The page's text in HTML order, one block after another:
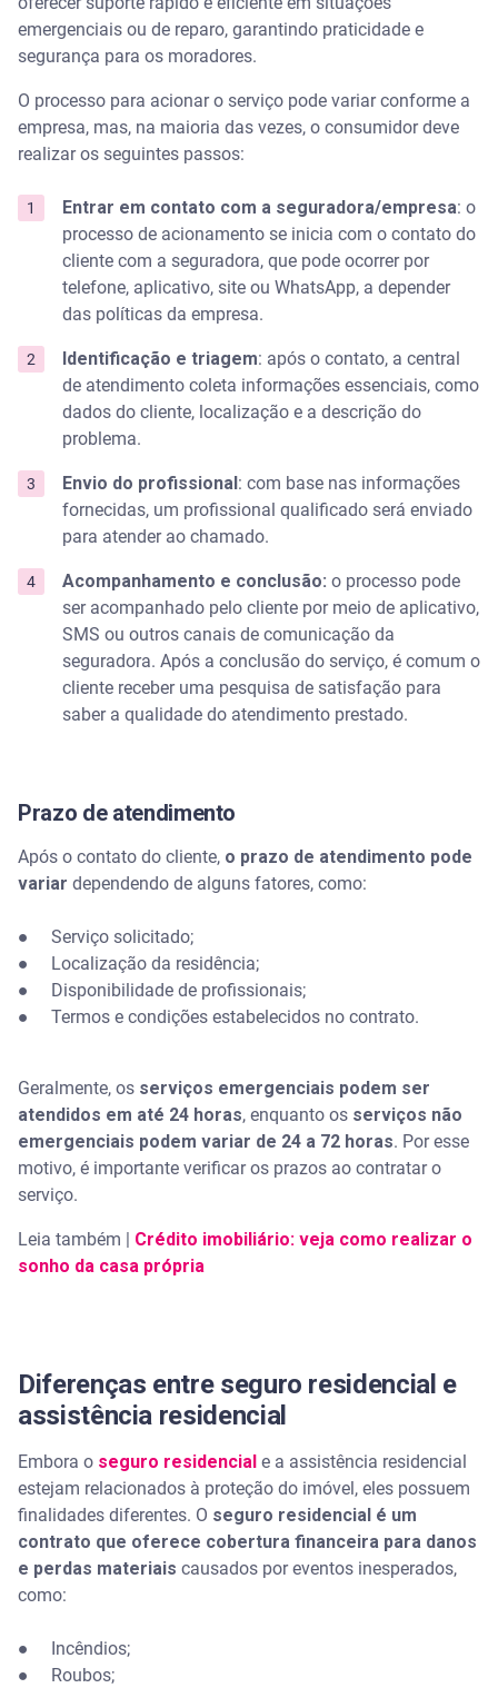
emergenciais ou de reparo, garantindo praticidade e
segurança para os moradores.
O processo para acionar o serviço pode variar conforme a
empresa, mas, na maioria das vezes, o consumidor deve
realizar os seguintes passos:
Entrar em contato com a seguradora/empresa: o
processo de acionamento se inicia com o contato do
cliente com a seguradora, que pode ocorrer por
telefone, aplicativo, site ou WhatsApp, a depender
das políticas da empresa.
Identificação e triagem: após o contato, a central
de atendimento coleta informações essenciais, como
dados do cliente, localização e a descrição do
problema.
Envio do profissional : com base nas informações
fornecidas, um profissional qualificado será enviado
para atender ao chamado.
Acompanhamento e conclusão: o processo pode
ser acompanhado pelo cliente por meio de aplicativo,
SMS ou outros canais de comunicação da
seguradora. Após a conclusão do serviço, é comum o
cliente receber uma pesquisa de satisfação para
saber a qualidade do atendimento prestado.
Prazo de atendimento
Após o contato do cliente, o prazo de atendimento pode
variar dependendo de alguns fatores, como:
● Serviço solicitado;
● Localização da residência;
● Disponibilidade de profissionais;
● Termos e condições estabelecidos no contrato.
Geralmente, os serviços emergenciais podem ser
atendidos em até 24 horas, enquanto os serviços não
emergenciais podem variar de 24 a 72 horas. Por esse
motivo, é importante verificar os prazos ao contratar o
serviço.
Leia também | Crédito imobiliário: veja como realizar o
sonho da casa própria
Diferenças entre seguro residencial e
assistência residencial
Embora o seguro residencial e a assistência residencial
estejam relacionados à proteção do imóvel, eles possuem
finalidades diferentes. O seguro residencial é um
contrato que oferece cobertura financeira para danos
e perdas materiais causados por eventos inesperados,
como:
● Incêndios;
● Roubos;